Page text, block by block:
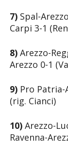
7) Spal-
Carpi 3-1
8) Arezzo-
Arezzo 0-1
9) Pro Patria-
(rig. Cianci)
10) Arezzo-
Ravenna-